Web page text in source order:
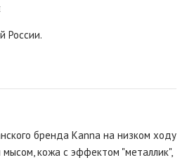
России.
бренда Kanna на низком ходу
кожа с эффектом "металлик",